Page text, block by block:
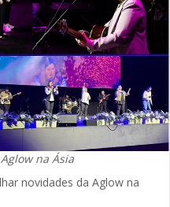
na Ásia
novidades da Aglow na